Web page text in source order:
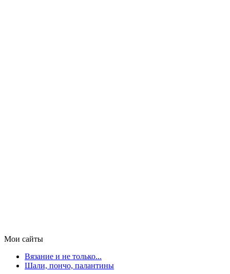
Мои сайты
Вязание и не только...
Шали, пончо, палантины